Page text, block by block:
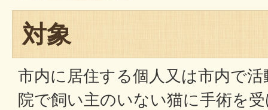
対象
市内に居住する個人又は市内で
院で飼い主のいない猫に手術を